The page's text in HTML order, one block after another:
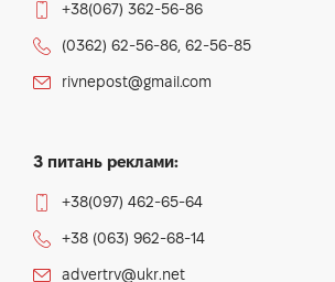
+38(067) 362-56-86
(0362) 62-56-86, 62-56-85
rivnepost@gmail.com
З питань реклами:
+38(097) 462-65-64
+38 (063) 962-68-14
advertrv@ukr.net